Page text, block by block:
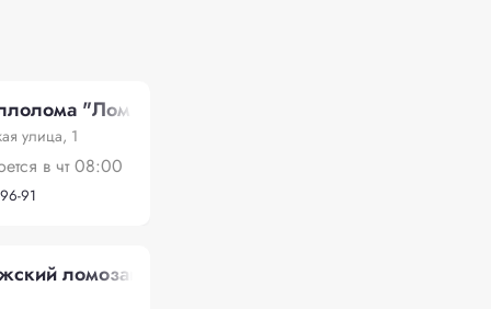
"Лом Инвест"
улица, 1
в чт 08:00
91
ломозаготовительный комбинат"